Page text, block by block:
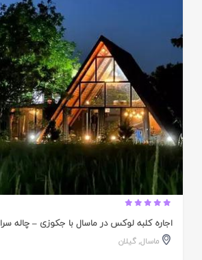
اجاره کلبه لوکس در ماسال با جکوزی – چاله سرا
ماسال,گیلان